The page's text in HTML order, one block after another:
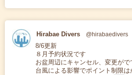
Hirabae Divers @hirabaedivers
8/6更新
８月予約状況です
お盆周辺にキャンセル、変更がで
台風による影響でポイント制限